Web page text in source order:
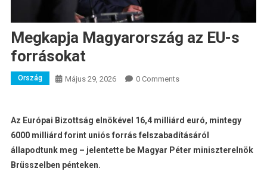
Megkapja Magyarország az EU-s
forrásokat
Ország Május 29, 2026 0 Comments
Az Európai Bizottság elnökével 16,4 milliárd euró, mintegy
6000 milliárd forint uniós forrás felszabadításáról
állapodtunk meg – jelentette be Magyar Péter miniszterelnök
Brüsszelben pénteken.